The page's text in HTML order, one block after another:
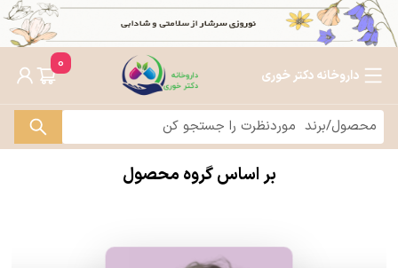
داروخانه دکتر خوری
0
بر اساس گروه محصول